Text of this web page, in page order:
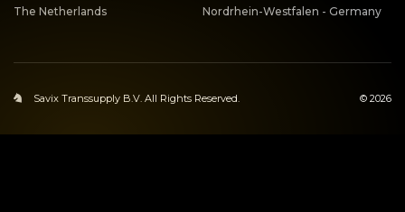
The Netherlands
Nordrhein-Westfalen - Germany
Savix Transsupply B.V. All Rights Reserved. © 2026